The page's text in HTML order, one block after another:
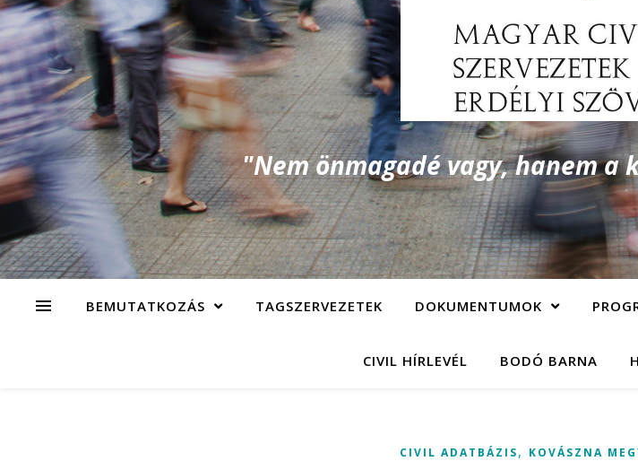
"Nem önmagadé vagy, hanem a
BEMUTATKOZÁS TAGSZERVEZETEK DOKUMENTUMOK
CIVIL HÍRLEVÉL BODÓ BARNA
CIVIL ADATBÁZIS, KOVÁSZNA